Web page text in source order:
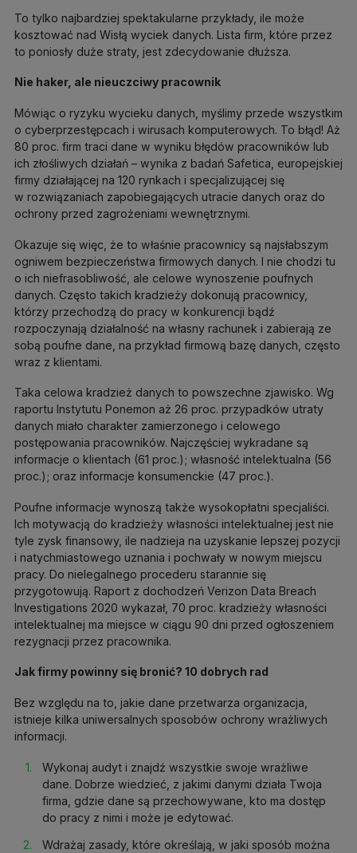
To tylko najbardziej spektakularne przykłady, ile może
kosztować nad Wisłą wyciek danych. Lista firm, które przez
to poniosły duże straty, jest zdecydowanie dłuższa.
Nie haker, ale nieuczciwy pracownik
Mówiąc o ryzyku wycieku danych, myślimy przede wszystkim
o cyberprzestępcach i wirusach komputerowych. To błąd! Aż
80 proc. firm traci dane w wyniku błędów pracowników lub
ich złośliwych działań – wynika z badań Safetica, europejskiej
firmy działającej na 120 rynkach i specjalizującej się
w rozwiązaniach zapobiegających utracie danych oraz do
ochrony przed zagrożeniami wewnętrznymi.
Okazuje się więc, że to właśnie pracownicy są najsłabszym
ogniwem bezpieczeństwa firmowych danych. I nie chodzi tu
o ich niefrasobliwość, ale celowe wynoszenie poufnych
danych. Często takich kradzieży dokonują pracownicy,
którzy przechodzą do pracy w konkurencji bądź
rozpoczynają działalność na własny rachunek i zabierają ze
sobą poufne dane, na przykład firmową bazę danych, często
wraz z klientami.
Taka celowa kradzież danych to powszechne zjawisko. Wg
raportu Instytutu Ponemon aż 26 proc. przypadków utraty
danych miało charakter zamierzonego i celowego
postępowania pracowników. Najczęściej wykradane są
informacje o klientach (61 proc.); własność intelektualna (56
proc.); oraz informacje konsumenckie (47 proc.).
Poufne informacje wynoszą także wysokopłatni specjaliści.
Ich motywacją do kradzieży własności intelektualnej jest nie
tyle zysk finansowy, ile nadzieja na uzyskanie lepszej pozycji
i natychmiastowego uznania i pochwały w nowym miejscu
pracy. Do nielegalnego procederu starannie się
przygotowują. Raport z dochodzeń Verizon Data Breach
Investigations 2020 wykazał, 70 proc. kradzieży własności
intelektualnej ma miejsce w ciągu 90 dni przed ogłoszeniem
rezygnacji przez pracownika.
Jak firmy powinny się bronić? 10 dobrych rad
Bez względu na to, jakie dane przetwarza organizacja,
istnieje kilka uniwersalnych sposobów ochrony wrażliwych
informacji.
Wykonaj audyt i znajdź wszystkie swoje wrażliwe
dane. Dobrze wiedzieć, z jakimi danymi działa Twoja
firma, gdzie dane są przechowywane, kto ma dostęp
do pracy z nimi i może je edytować.
Wdrażaj zasady, które określają, w jaki sposób można